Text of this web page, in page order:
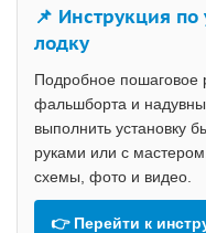
📌 Инструкция
лодку
Подробное пошаговое
фальшборта и
выполнить установку
руками или с
схемы, фото и видео.
👉 Перейти к